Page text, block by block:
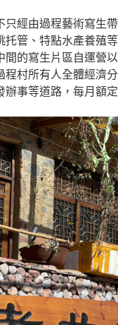
只經由過程藝術寫生
托管、特點水產養殖
間的寫生片區自運營
程村所有人全體經濟
辦事等道路，每月額